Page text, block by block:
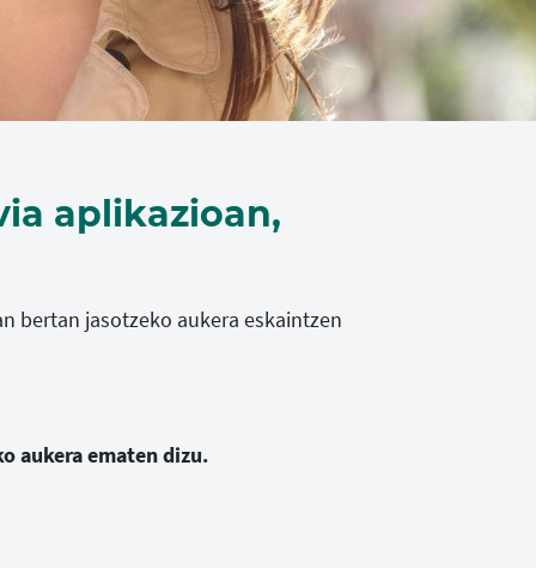
aplikazioan,
bertan jasotzeko aukera eskaintzen
aukera ematen dizu.